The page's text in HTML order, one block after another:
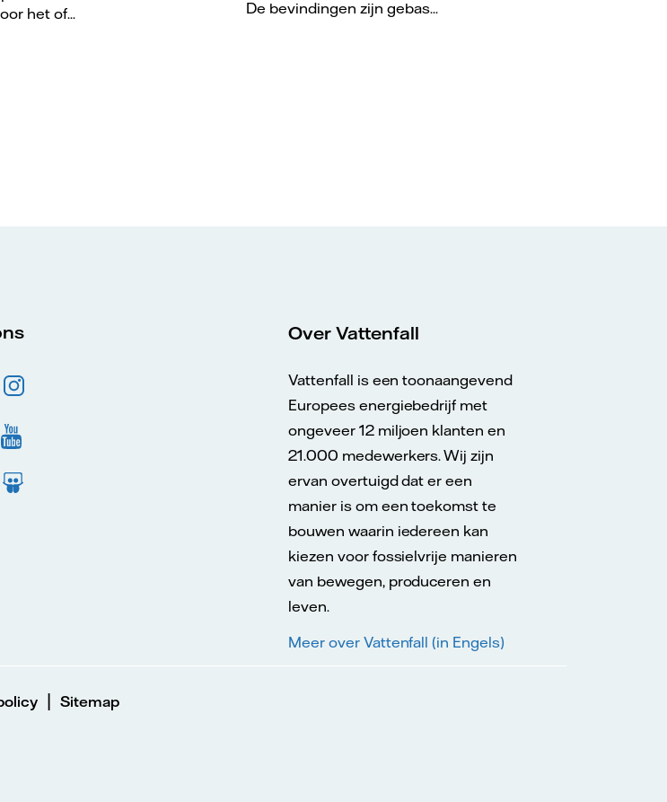
het of...
De bevindingen zijn gebas...
Over Vattenfall
Vattenfall is een toonaangevend
Europees energiebedrijf met
ongeveer 12 miljoen klanten en
21.000 medewerkers. Wij zijn
ervan overtuigd dat er een
manier is om een toekomst te
bouwen waarin iedereen kan
kiezen voor fossielvrije manieren
van bewegen, produceren en
leven.
Meer over Vattenfall (in Engels)
| Sitemap